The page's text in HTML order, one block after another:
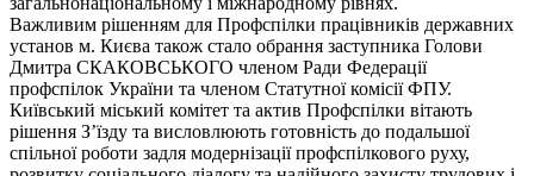
Важливим рішенням для Профспілки працівників державних
установ м. Києва також стало обрання заступника Голови
Дмитра СКАКОВСЬКОГО членом Ради Федерації
профспілок України та членом Статутної комісії ФПУ.
Київський міський комітет та актив Профспілки вітають
рішення З’їзду та висловлюють готовність до подальшої
спільної роботи задля модернізації профспілкового руху,